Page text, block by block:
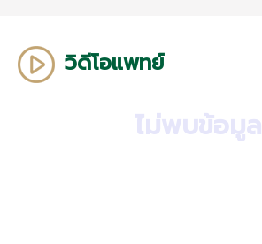
วิดีโอแพทย์
ไม่พบข้อมูล